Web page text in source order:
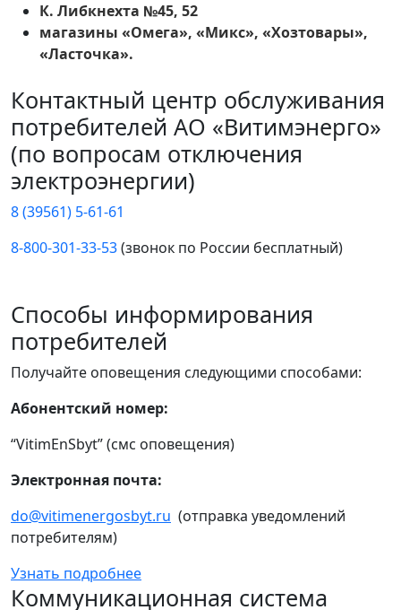
К. Либкнехта №45, 52
магазины «Омега», «Микс», «Хозтовары»,
«Ласточка».
Контактный центр обслуживания
потребителей АО «Витимэнерго»
(по вопросам отключения
электроэнергии)
8 (39561) 5-61-61
8-800-301-33-53(звонок по России бесплатный)
Способы информирования
потребителей
Получайте оповещения следующими способами:
Абонентский номер:
“VitimEnSbyt” (смс оповещения)
Электронная почта:
do@vitimenergosbyt.ru (отправка уведомлений
потребителям)
Узнать подробнее
Коммуникационная система